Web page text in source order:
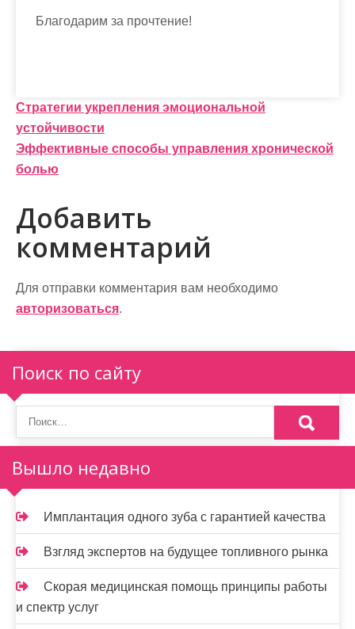
Благодарим за прочтение!
Н
а
в
и
г
а
ц
и
я
п
о
з
а
п
и
с
я
м
Стратегии укрепления эмоциональной
устойчивости
Эффективные способы управления хронической
болью
Добавить
комментарий
Для отправки комментария вам необходимо
авторизоваться.
Поиск по сайту
Вышло недавно
Имплантация одного зуба с гарантией качества
Взгляд экспертов на будущее топливного рынка
Скорая медицинская помощь принципы работы
и спектр услуг